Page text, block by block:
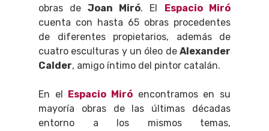
obras de Joan Miró. El Espacio Miró
cuenta con hasta 65 obras procedentes
de diferentes propietarios, además de
cuatro esculturas y un óleo de Alexander
Calder, amigo íntimo del pintor catalán.
En el Espacio Miró encontramos en su
mayoría obras de las últimas décadas
entorno a los mismos temas,